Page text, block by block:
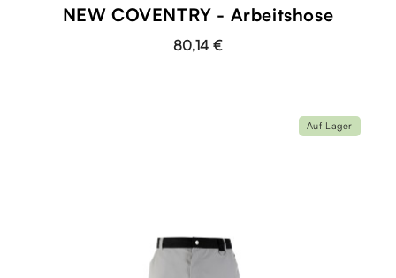
NEW COVENTRY - Arbeitshose
80,14 €
Auf Lager